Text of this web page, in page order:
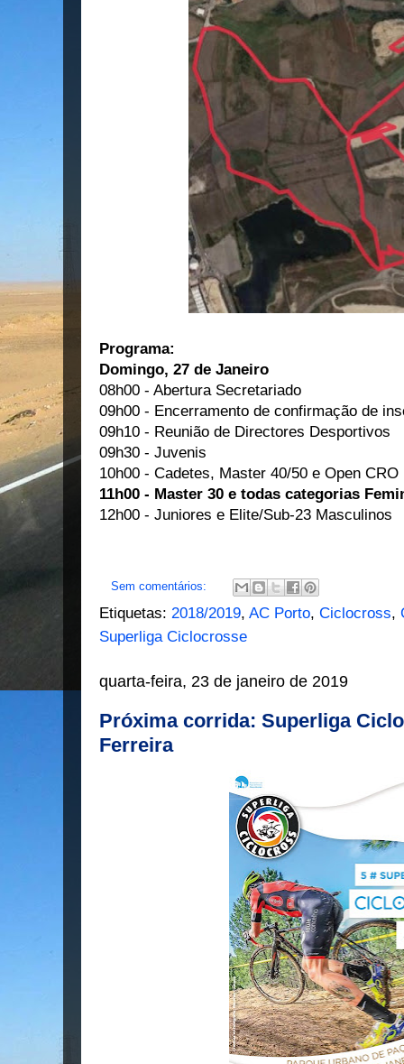
Programa:
Domingo, 27 de Janeiro
08h00 - Abertura Secretariado
09h00 - Encerramento de confirmação de
09h10 - Reunião de Directores Desportivos
09h30 - Juvenis
10h00 - Cadetes, Master 40/50 e Open CRO
11h00 - Master 30 e todas categorias
12h00 - Juniores e Elite/Sub-23 Masculinos
Sem comentários:
Etiquetas: 2018/2019, AC Porto, Ciclocross,
Superliga Ciclocrosse
quarta-feira, 23 de janeiro de 2019
Próxima corrida: Superliga
Ferreira